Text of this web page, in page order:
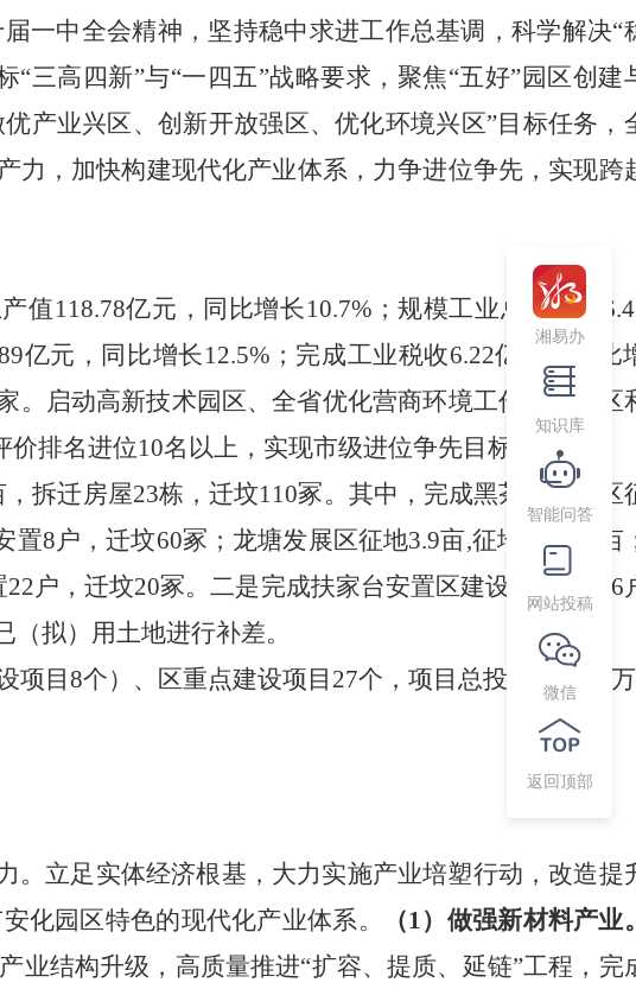
一中全会精神， 坚持稳中求进工作总基调，科学解决“
“三高四新”与“一四五”战略要求，聚焦“五好”园区创建
产业兴区、创新开放强区、优化环境兴区”目标任务，
力，加快构建现代化产业体系，力争进位争先，实现跨
值118.78亿元，同比增长10.7%；规模工业总产值
亿元，同比增长12.5%；完成工业税收6.22亿元，同比
。
启动高新技术园区、全省优化营商环境工作先进园区
排名进位10名以上，实现市级进位争先目标。
，拆迁房屋23栋，迁坟110冢。其中，完成黑茶产业园区
8户，迁坟60冢；龙塘发展区征地3.9亩,征地补差40亩
户，迁坟20冢。二是完成扶家台安置区建设，安置106
拟）用土地进行补差。
项目8个）、区重点建设项目27个，项目总投资482309万
。立足实体经济根基，大力实施产业培塑行动，改造提
化园区特色的现代化产业体系。
（1）做强新材料产业
业结构升级，高质量推进“扩容、提质、延链”工程，完
湘易办
知识库
智能问答
网站投稿
微信
返回顶部